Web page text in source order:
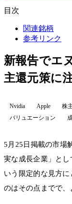
目次
関連銘柄
参考リンク
新報告でエ
主還元策に
Nvidia Apple 株
バリュエーション
5月25日掲載の市場
実な成長企業」と
いう限定的な見方
のはその点までで、